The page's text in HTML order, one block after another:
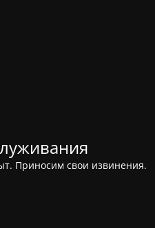
Приносим свои извинения.